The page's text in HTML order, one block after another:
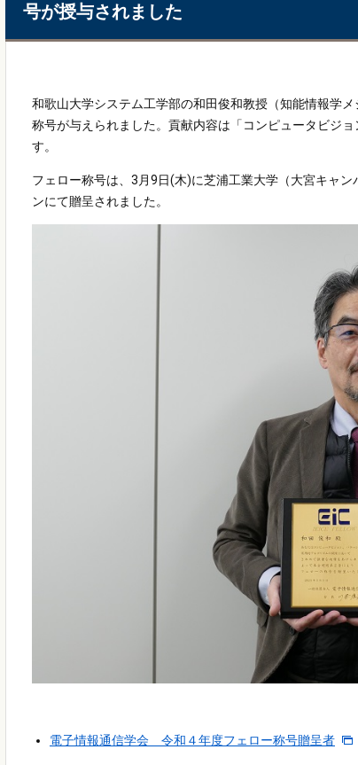
号が授与されました
和歌山大学システム工学部の和田俊和教授（知能情報学
称号が与えられました。貢献内容は「コンピュータビジ
す。
フェロー称号は、3月9日(木)に芝浦工業大学（大宮キャ
ンにて贈呈されました。
電子情報通信学会 令和４年度フェロー称号贈呈者